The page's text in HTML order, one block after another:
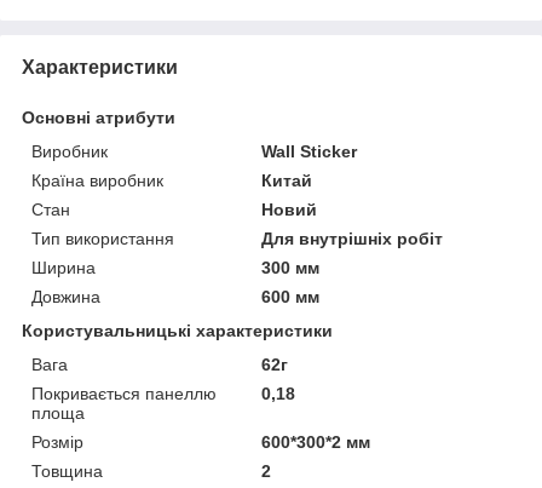
Характеристики
Основні атрибути
Виробник
Wall Sticker
Країна виробник
Китай
Стан
Новий
Тип використання
Для внутрішніх робіт
Ширина
300 мм
Довжина
600 мм
Користувальницькі характеристики
Вага
62г
Покривається панеллю
площа
0,18
Розмір
600*300*2 мм
Товщина
2